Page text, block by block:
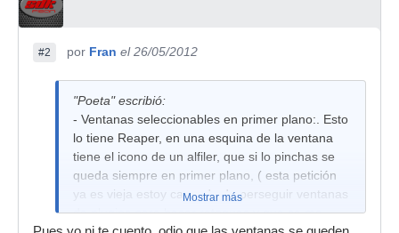
#2 por Fran el 26/05/2012
"Poeta" escribió:
- Ventanas seleccionables en primer plano:. Esto
lo tiene Reaper, en una esquina de la ventana
tiene el icono de un alfiler, que si lo pinchas se
queda siempre en primer plano, ( esta petición
ya es vieja estoy cansado de perseguir ventanas
de plugins para hacer retoques y que se me
Mostrar más